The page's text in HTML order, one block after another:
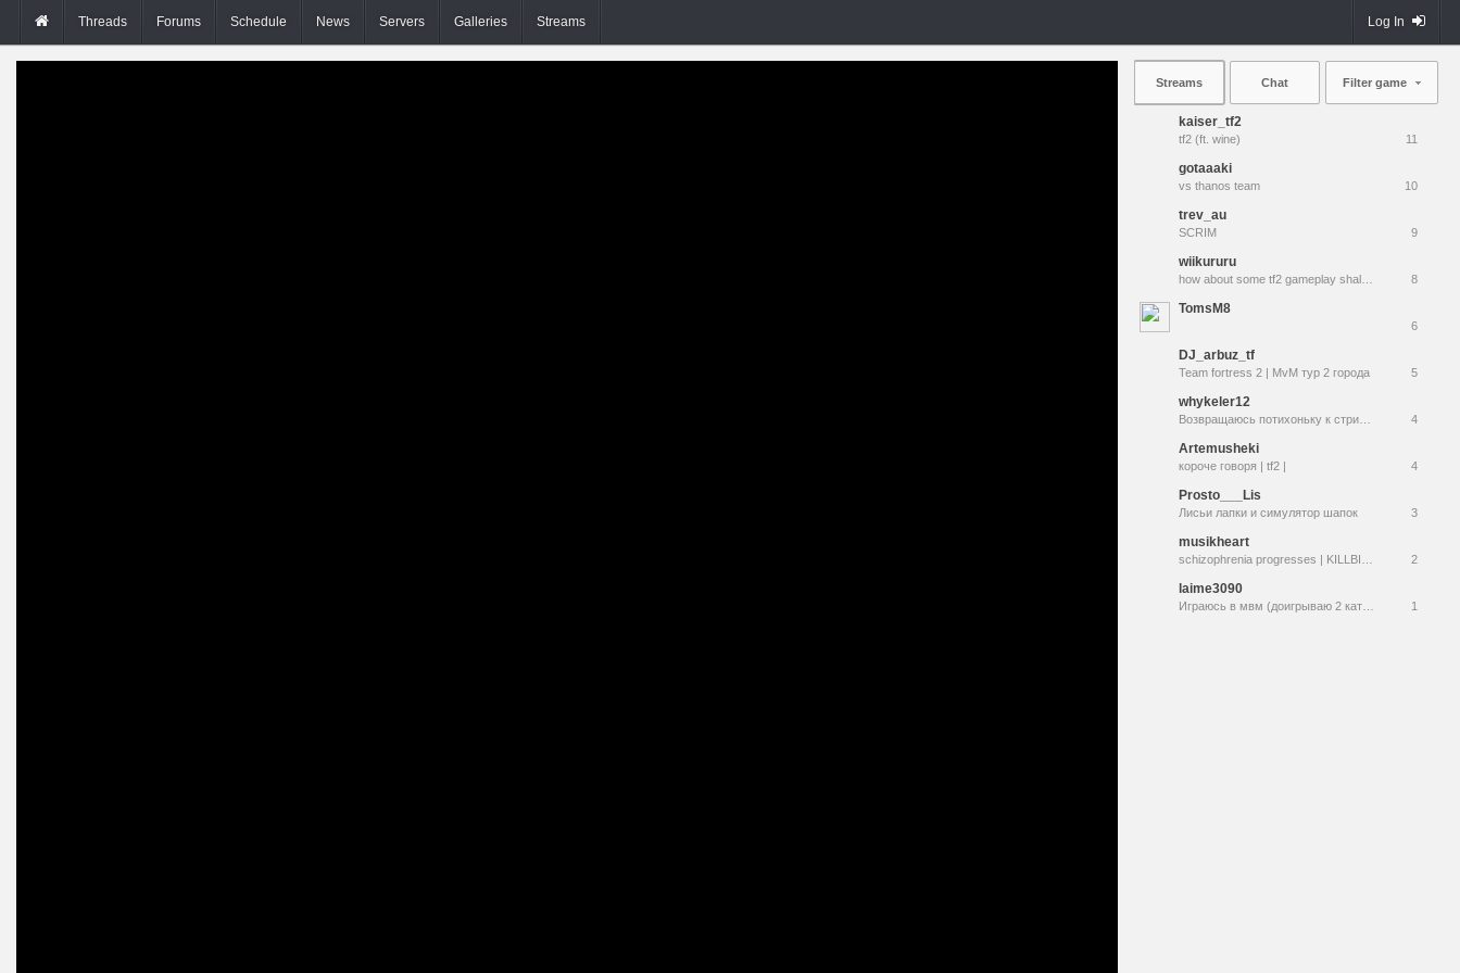
Threads Forums Schedule News Servers Galleries Streams Log In
Streams Chat Filter game
kaiser_tf2
tf2 (ft. wine) 11
gotaaaki
vs thanos team 10
trev_au
SCRIM 9
wiikururu
8
TomsM8
6
DJ_arbuz_tf
Team fortress 2 | MvM тур 2 города 5
whykeler12
4
Artemusheki
короче говоря | tf2 | 4
Prosto___Lis
Лисьи лапки и симулятор шапок 3
musikheart
2
laime3090
1